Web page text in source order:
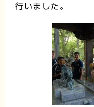
行いました。